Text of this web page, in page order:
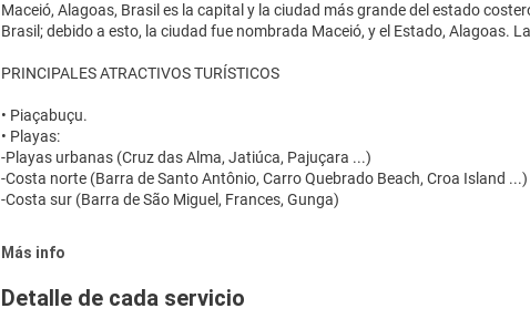
Maceió, Alagoas, Brasil es la capital y la ciudad más grande del estado
Brasil; debido a esto, la ciudad fue nombrada Maceió, y el Estado, Alagoas.
PRINCIPALES ATRACTIVOS TURÍSTICOS
• Piaçabuçu.
• Playas:
-Playas urbanas (Cruz das Alma, Jatiúca, Pajuçara ...)
-Costa norte (Barra de Santo Antônio, Carro Quebrado Beach, Croa Island ...)
-Costa sur (Barra de São Miguel, Frances, Gunga)
Más info
Detalle de cada servicio